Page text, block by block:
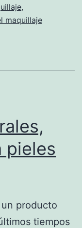
,
maquillaje
pieles
producto
tiempos